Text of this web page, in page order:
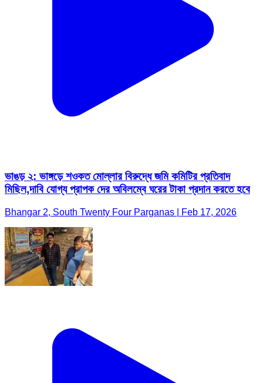
ভাঙড় ২: ভাঙ্গড়ে শওকত মোল্লার বিরুদ্ধে জমি কমিটির প্রতিবাদ
মিছিল,দাবি যোগ্য প্রাপক দের অবিলম্বে ঘরের টাকা প্রদান করতে হবে
Bhangar 2, South Twenty Four Parganas | Feb 17, 2026